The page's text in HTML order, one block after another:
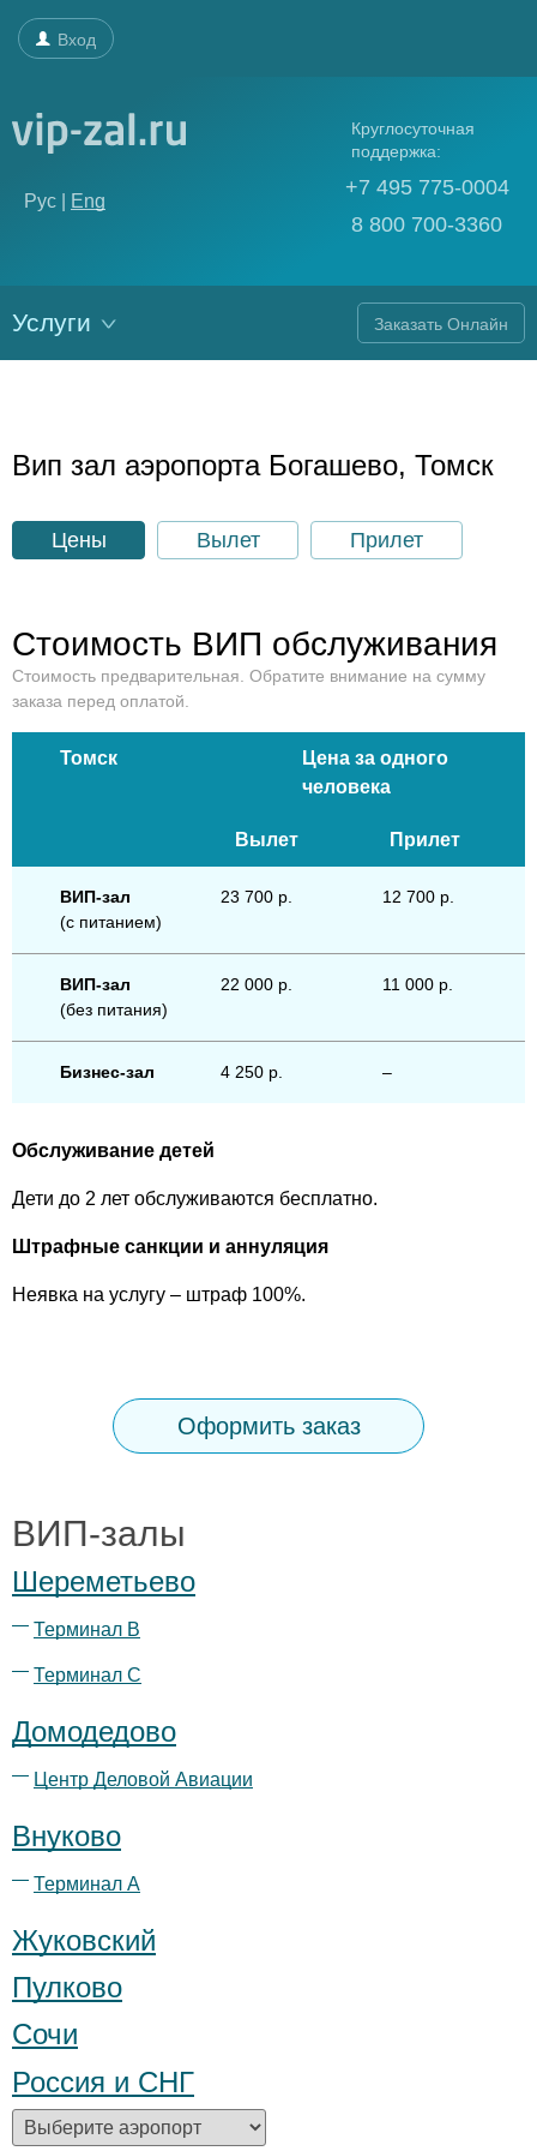
Вход
Рус | Eng
Круглосуточная
поддержка:
+7 495 775-0004
8 800 700-3360
Услуги Заказать Онлайн
Вип зал аэропорта Богашево, Томск
Цены Вылет Прилет
Стоимость ВИП обслуживания
Стоимость предварительная. Обратите внимание на сумму
заказа перед оплатой.
Томск
Цена за одного
человека
Вылет Прилет
ВИП-зал
(с питанием)
23 700 р. 12 700 р.
ВИП-зал
(без питания)
22 000 р. 11 000 р.
Бизнес-зал 4 250 р. –
Обслуживание детей
Дети до 2 лет обслуживаются бесплатно.
Штрафные санкции и аннуляция
Неявка на услугу – штраф 100%.
Оформить заказ
ВИП-залы
Шереметьево
Терминал B
Терминал С
Домодедово
Центр Деловой Авиации
Внуково
Терминал А
Жуковский
Пулково
Сочи
Россия и СНГ